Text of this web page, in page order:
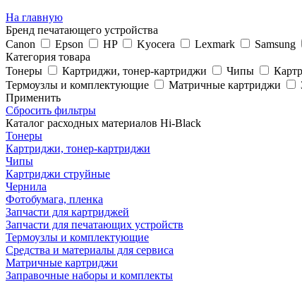
На главную
Бренд печатающего устройства
Canon
Epson HP Kyocera Lexmark Samsung
Категория товара
Тонеры
Картриджи, тонер-картриджи Чипы
Термоузлы и комплектующие
Матричные картриджи
Применить
Сбросить фильтры
Каталог расходных материалов Hi-Black
Тонеры
Картриджи, тонер-картриджи
Чипы
Картриджи струйные
Чернила
Фотобумага, пленка
Запчасти для картриджей
Запчасти для печатающих устройств
Термоузлы и комплектующие
Средства и материалы для сервиса
Матричные картриджи
Заправочные наборы и комплекты